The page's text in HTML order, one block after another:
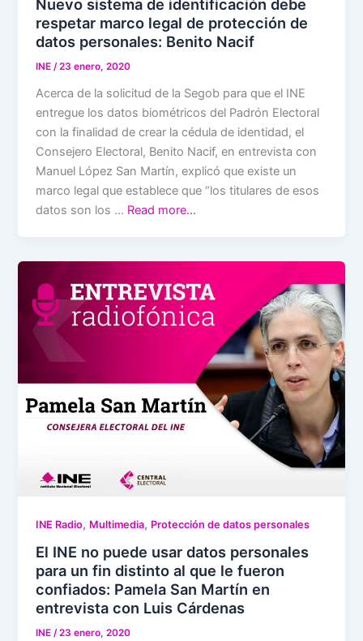
Nuevo sistema de identificación debe
respetar marco legal de protección de
datos personales: Benito Nacif
INE /23 enero, 2020
Acerca de la solicitud de la Segob para que el INE
entregue los datos biométricos del Padrón Electoral
con la finalidad de crear la cédula de identidad, el
Consejero Electoral, Benito Nacif, en entrevista con
Manuel López San Martín, explicó que existe un
marco legal que establece que “los titulares de esos
datos son los … Read more…
INE Radio, Multimedia, Protección de datos personales
El INE no puede usar datos personales
para un fin distinto al que le fueron
confiados: Pamela San Martín en
entrevista con Luis Cárdenas
INE/23 enero, 2020